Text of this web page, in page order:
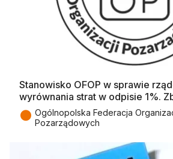
Stanowisko OFOP w sprawie
wyrównania strat w odpisie 1%.
● Ogólnopolska Federacja
Pozarządowych